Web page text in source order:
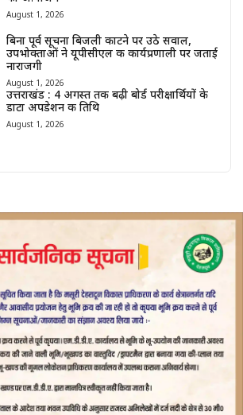
August 1, 2026
बिना पूर्व सूचना बिजली काटने पर उठे सवाल,
उपभोक्ताओं ने यूपीसीएल की कार्यप्रणाली पर जताई
नाराजगी
August 1, 2026
उत्तराखंड : 4 अगस्त तक बढ़ी बोर्ड परीक्षार्थियों के
डाटा अपडेशन की तिथि
August 1, 2026